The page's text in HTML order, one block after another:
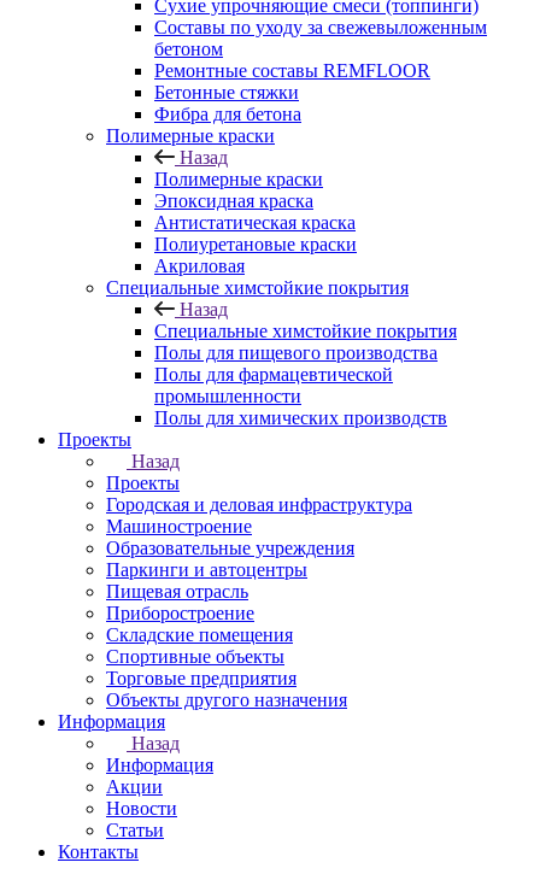
Сухие упрочняющие смеси (топпинги)
Составы по уходу за свежевыложенным
бетоном
Ремонтные составы REMFLOOR
Бетонные стяжки
Фибра для бетона
Полимерные краски
Назад
Полимерные краски
Эпоксидная краска
Антистатическая краска
Полиуретановые краски
Акриловая
Специальные химстойкие покрытия
Назад
Специальные химстойкие покрытия
Полы для пищевого производства
Полы для фармацевтической
промышленности
Полы для химических производств
Проекты
Назад
Проекты
Городская и деловая инфраструктура
Машиностроение
Образовательные учреждения
Паркинги и автоцентры
Пищевая отрасль
Приборостроение
Складские помещения
Спортивные объекты
Торговые предприятия
Объекты другого назначения
Информация
Назад
Информация
Акции
Новости
Статьи
Контакты